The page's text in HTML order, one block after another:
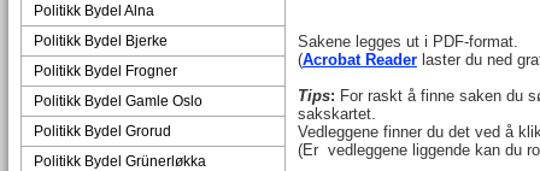
Politikk Bydel Alna
Politikk Bydel Bjerke
Politikk Bydel Frogner
Politikk Bydel Gamle Oslo
Politikk Bydel Grorud
Politikk Bydel Grünerløkka
Sakene legges ut i PDF-format.
(Acrobat Reader laster du ned
Tips: For raskt å finne saken du
sakskartet.
Vedleggene finner du det ved å
(Er vedleggene liggende kan du